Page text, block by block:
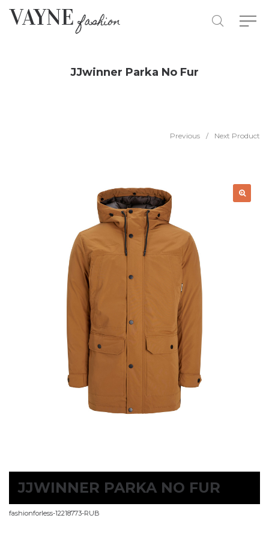
JJwinner Parka No Fur
Previous / Next Product
JJWINNER PARKA NO FUR
fashionforless-12218773-RUB